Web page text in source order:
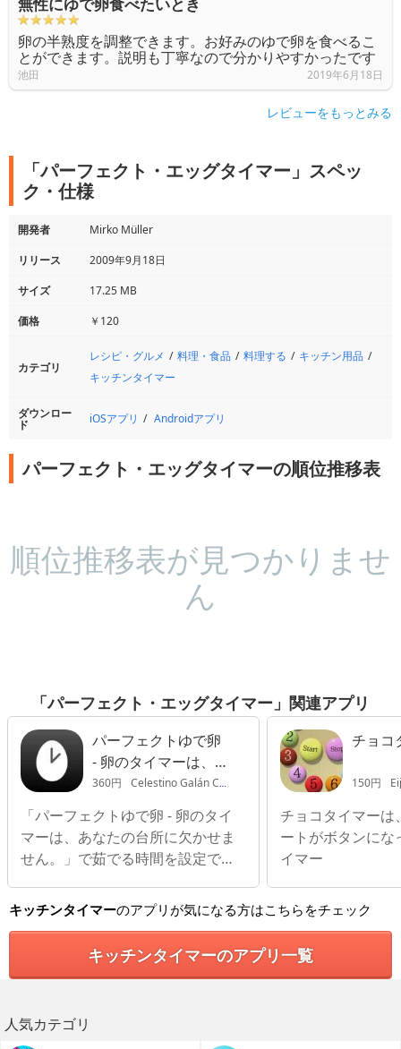
卵の半熟度を調整できます。お好みのゆで卵を食べるこ
とができます。説明も丁寧なので分かりやすかったです
池田 2019年6月18日
レビューをもっとみる
「パーフェクト・エッグタイマー」スペッ
ク・仕様
開発者
Mirko Müller
リリース
2009年9月18日
サイズ
17.25 MB
価格
￥120
カテゴリ
レシピ・グルメ 料理・食品 料理する
キッチン用品
キッチンタイマー
ダウンロー
ド iOSアプリ Androidアプリ
パーフェクト・エッグタイマーの順位推移表
順位推移表が見つかりませ
ん
「パーフェクト・エッグタイマー」関連アプリ
パーフェクトゆで卵
- 卵のタイマーは、
あなたの台所に欠か
せません。
360円 Celestino Galán Couto
「パーフェクトゆで卵 - 卵のタイ
マーは、あなたの台所に欠かせま
せん。」で茹でる時間を設定でき
チョコ
150円
チョコタイマーは
ートがボタンにな
イマー
キッチンタイマーのアプリが気になる方はこちらをチェック
キッチンタイマーのアプリ一覧
人気カテゴリ